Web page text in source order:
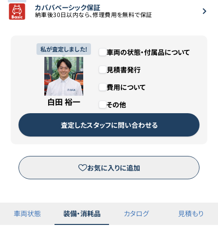
カババベーシック保証
納車後30日以内なら、修理費用を無料で保証
私が査定しました!
白田 裕一
車両の状態・付属品について
見積書発行
費用について
その他
査定したスタッフに問い合わせる
お気に入りに追加
車両状態 装備・消耗品 カタログ 見積もり